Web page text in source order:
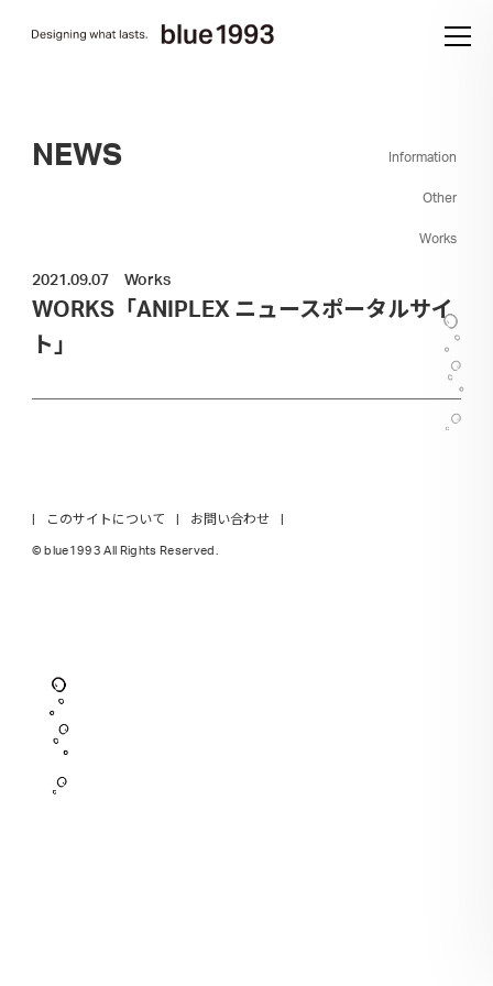
NEWS Information
Other
Works
2021.09.07 Works
WORKS「ANIPLEX ニュースポータルサイ
ト」
このサイトについて お問い合わせ
© blue1993 All Rights Reserved.